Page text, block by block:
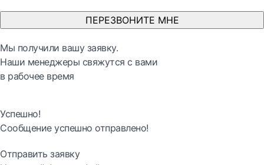
ПЕРЕЗВОНИТЕ МНЕ
Мы получили вашу заявку.
Наши менеджеры свяжутся с вами
в рабочее время
Успешно!
Сообщение успешно отправлено!
Отправить заявку